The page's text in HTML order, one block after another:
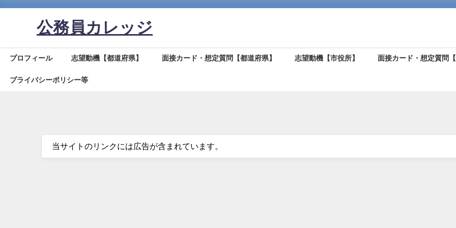
公務員カレッジ
プロフィール 志望動機【都道府県】 面接カード・想定質問【都道府県】 志望動機【市役所】 面接カード・想定質問
プライバシーポリシー等
当サイトのリンクには広告が含まれています。